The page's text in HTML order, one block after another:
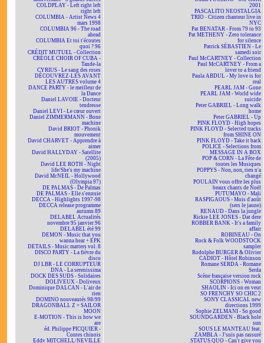
COLDPLAY - Left right left
right left
COLUMBIA - Artist News 4
mars 1998
COLUMBIA 96 - The road
ahead
COLUMBIA Et toi t'écoutes
quoi ? 96
CRÉDIT MUTUEL - Collection
CRÉOLE CHOIR OF CUBA -
Tande-la
CYRIUS - Le sang des roses
DÉCOUVREZ-LES AVANT
LES AUTRES volume 4
DANCE PARTY - le meilleur de
la Dance
Daniel LAVOIE - Docteur
tendresse
Daniel LEVI - Le cœur ouvert
Daniel ZIMMERMANN - Bone
machine
David BRIOT - Phonik
mouvement
David CHARVET - Apprendre à
aimer
David HALLYDAY - Satellite
(2005)
David LEE ROTH - Night
life/She's my machine
David McNEIL - Hollywood
(Olympia 97)
DE PALMAS - De Palmas
DE PALMAS - Elle s'ennuie
DECCA - Highlights 1997-98
DECCA release programme
autumn 89
DELABEL Actualités
novembre 95 janvier 96
DELABEL été 99
DEMON - Music that you
wanna hear + EPK
DETAILS - Music matters vol. 8
DISCO PARTY - La fièvre du
disco
DJ LBR - LE CORRUPTEUR
DNA - La serenissima
DOCK DES SUDS - Solidaires
DOLIVEUX - Doliveux
Dominique DALCAN - L'air de
rien
DOMINO nouveautés 98/99
DRAGONBALL Z + SAILOR
MOON
E-MOTION - This is how we
are
éd. Philippe PICQUIER -
Contes chinois
Eddy MITCHELL/NEVILLE
2001
PASCALITO NEOSTALGIA
TRIO - Citizen chanteur live in
NYC
Pat BENATAR - From 79 to 93
Pat METHENY - Zero tolerance
for silence
Patrick SÉBASTIEN - Le
samedi soir
Paul McCARTNEY - Collection
Paul McCARTNEY - From a
lover to a friend
Paula ABDUL - My love is for
real
PEARL JAM - Gone
PEARL JAM - World wide
suicide
Peter GABRIEL - Long walk
home
Peter GABRIEL - Up
PINK FLOYD - High hopes
PINK FLOYD - Selected tracks
from SHINE ON
PINK FLOYD - Take it back
POLICE - Selections from
MESSAGE IN A BOX
POP & CORN - La Fête de
toutes les Musiques
POPPYS - Non, non, rien n'a
changé
POULAIN vous offre les plus
beaux chants de Noël
PUTUMAYO - Mali
RASPIGAOUS - Mois d'août
(sers le jaune)
RENAUD - Dans la jungle
Rickie LEE JONES - Dat dere
ROBBER BANK - It's a family
affair
ROBINEAU - On
Rock & Folk WOODSTOCK
sampler
Rodolphe BURGER & Olivier
CADIOT - Hôtel Robinson
Romane SERDA - Romane
Serda
Scène française version rock
SCORPIONS - Woman
SHAOLIN - Ici on en veut
SO FRENCHY SO CHIC 2
SONY CLASSICAL new
directions 1999
Sophie ZELMANI - So good
SOUNDGARDEN - Black hole
sun
SOUS LE MANTEAU feat.
ZAMBLA - J'suis pas rassuré
STATUS QUO - Can't give you